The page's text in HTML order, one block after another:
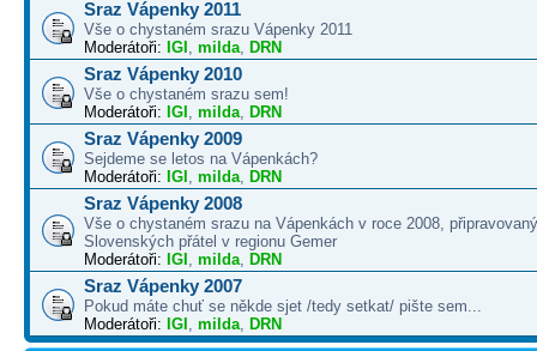
Sraz Vápenky 2011
Vše o chystaném srazu Vápenky 2011
Moderátoři: IGI , milda, DRN
Sraz Vápenky 2010
Vše o chystaném srazu sem!
Moderátoři: IGI , milda, DRN
Sraz Vápenky 2009
Sejdeme se letos na Vápenkách?
Moderátoři: IGI , milda, DRN
Sraz Vápenky 2008
Vše o chystaném srazu na Vápenkách v roce 2008,
Slovenských přátel v regionu Gemer
Moderátoři: IGI , milda, DRN
Sraz Vápenky 2007
Pokud máte chuť se někde sjet /tedy setkat/ pište sem...
Moderátoři: IGI , milda, DRN